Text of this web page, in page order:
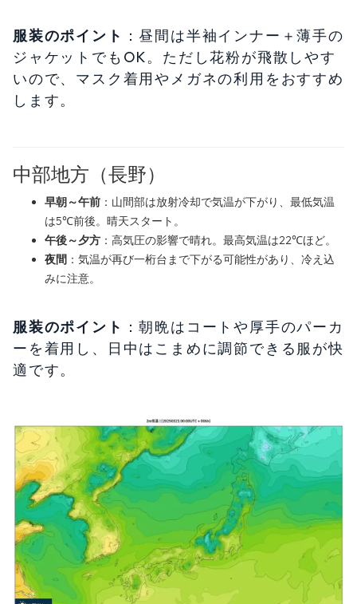
服装のポイント ：昼間は半袖インナー＋薄手の
ジャケットでもOK。ただし花粉が飛散しやす
いので、マスク着用やメガネの利用をおすすめ
します。
中部地方（長野）
早朝～午前 ：山間部は放射冷却で気温が下がり、最低気温
は5℃前後。晴天スタート。
午後～夕方 ：高気圧の影響で晴れ。最高気温は22℃ほど。
夜間 ：気温が再び一桁台まで下がる可能性があり、冷え込
みに注意。
服装のポイント ：朝晩はコートや厚手のパーカ
ーを着用し、日中はこまめに調節できる服が快
適です。